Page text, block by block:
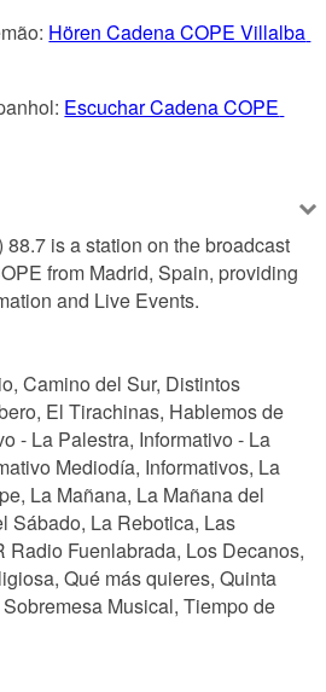
Hören Cadena COPE Villalba
Escuchar Cadena COPE
is a station on the broadcast
from Madrid, Spain, providing
and Live Events.
Camino del Sur, Distintos
El Tirachinas, Hablemos de
- La Palestra, Informativo - La
Mediodía, Informativos, La
La Mañana, La Mañana del
Sábado, La Rebotica, Las
Radio Fuenlabrada, Los Decanos,
Qué más quieres, Quinta
Musical, Tiempo de